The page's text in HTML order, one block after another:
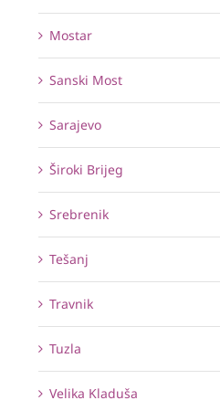
Mostar
Sanski Most
Sarajevo
Široki Brijeg
Srebrenik
Tešanj
Travnik
Tuzla
Velika Kladuša